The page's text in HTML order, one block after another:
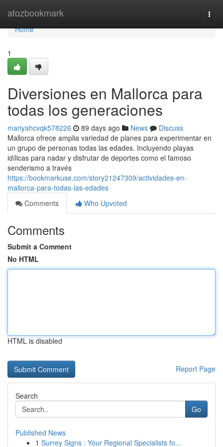
atozbookmark
Home
Home
1
Diversiones en Mallorca para
todas los generaciones
mariyahcvqk578226 89 days ago News
Discuss
Mallorca ofrece amplia variedad de planes para experimentar en
un grupo de personas todas las edades. Incluyendo playas
idílicas para nadar y disfrutar de deportes como el famoso
senderismo a través
https://bookmarkuse.com/story21247309/actividades-en-
mallorca-para-todas-las-edades
Comments
Who Upvoted
Comments
Submit a Comment
No HTML
HTML is disabled
Report Page
Search
Go
Published News
1 Surrey Signs : Your Regional Specialists fo...